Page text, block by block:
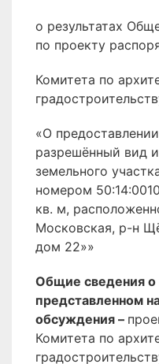
о результатах
по проекту
Комитета по
«О
разрешённый вид
земельного
номером
кв. м,
Московская, р-н
дом 22»»
Общие сведения о
представленном
обсуждения –
Комитета по